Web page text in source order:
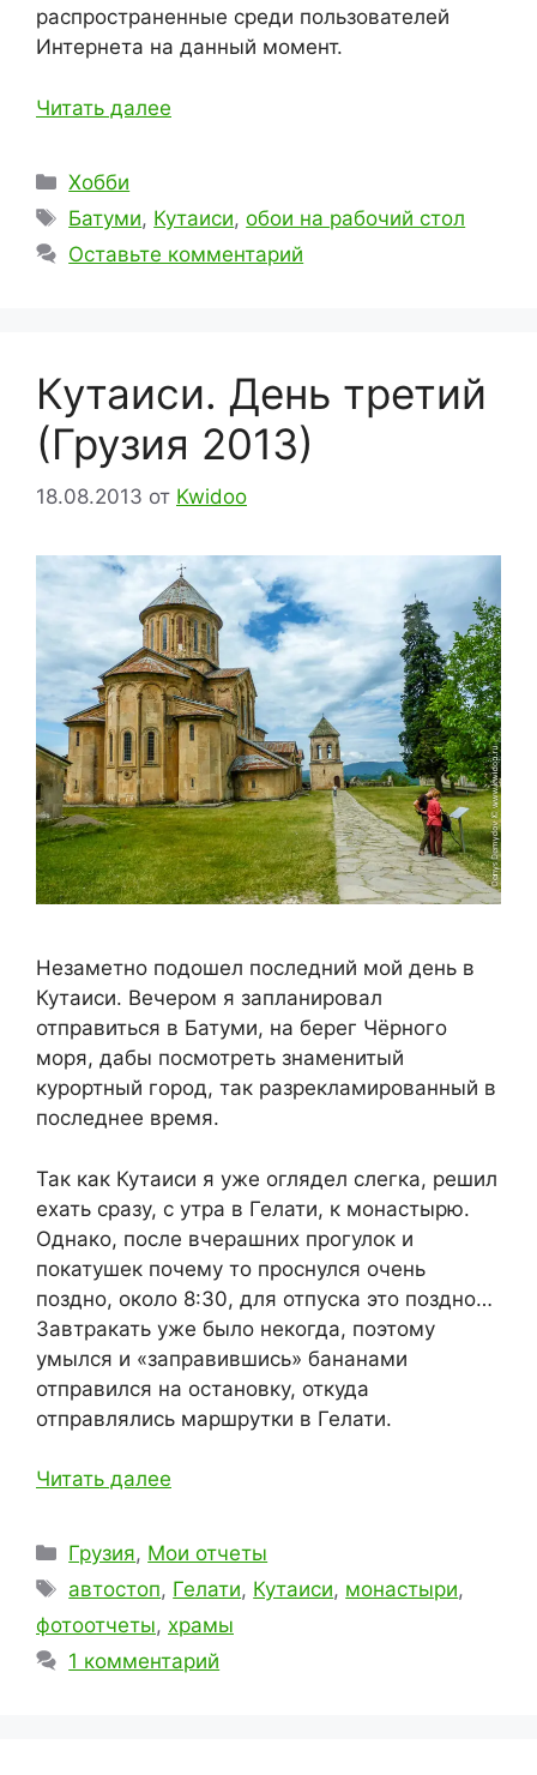
распространенные среди пользователей
Интернета на данный момент.
Читать далее
Рубрики
Хобби
Метки
Батуми, Кутаиси,обои на рабочий стол
Оставьте комментарий
Кутаиси. День третий
(Грузия 2013)
18.08.2013 от Kwidoo
Незаметно подошел последний мой день в
Кутаиси. Вечером я запланировал
отправиться в Батуми, на берег Чёрного
моря, дабы посмотреть знаменитый
курортный город, так разрекламированный в
последнее время.
Так как Кутаиси я уже оглядел слегка, решил
ехать сразу, с утра в Гелати, к монастырю.
Однако, после вчерашних прогулок и
покатушек почему то проснулся очень
поздно, около 8:30, для отпуска это поздно…
Завтракать уже было некогда, поэтому
умылся и «заправившись» бананами
отправился на остановку, откуда
отправлялись маршрутки в Гелати.
Читать далее
Рубрики
Грузия, Мои отчеты
Метки
автостоп, Гелати, Кутаиси, монастыри,
фотоотчеты, храмы
1 комментарий